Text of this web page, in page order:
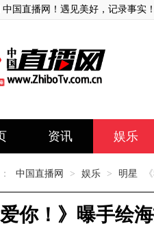
国直播网！遇见美好，记录事实！
资讯 娱乐
中国直播网 > 娱乐 > 明星
爱你！》曝手绘